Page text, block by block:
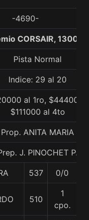
-4690-
CORSAIR, 1300
Pista Normal
Indice: 29 al 20
al 1ro,
$111000 al 4to
Prop. ANITA MARIA
J. PINOCHET P.
537 0/0
510
1
cpo.